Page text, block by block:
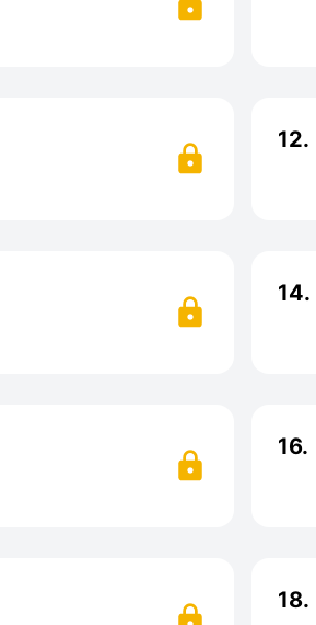
12.
14.
16.
18.